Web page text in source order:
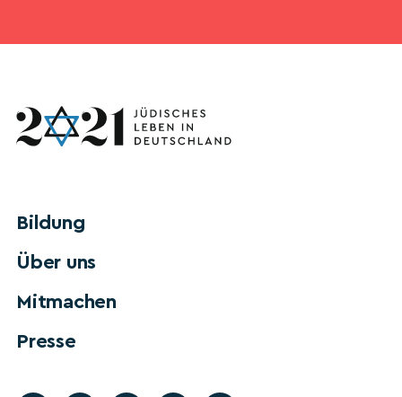
Bildung
Über uns
Mitmachen
Presse